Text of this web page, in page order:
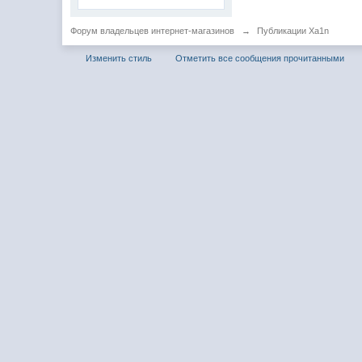
Форум владельцев интернет-магазинов → Публикации Xa1n
Изменить стиль Отметить все сообщения прочитанными